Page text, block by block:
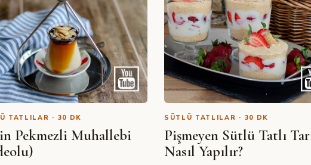
SIBEL YALÇIN · YOUTUBE
Kupta Tiramisu Tarifi
TATLILAR · 30 DK
Pekmezli Muhallebi
SÜTLÜ TATLILAR · 30 DK
Pişmeyen Sütlü Tatlı
Nasıl Yapılır?